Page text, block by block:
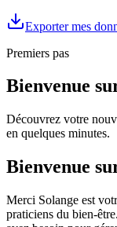
Exporter mes
Premiers pas
Bienvenue
Découvrez votre
en quelques minutes.
Bienvenue
Merci Solange est
praticiens du bien-